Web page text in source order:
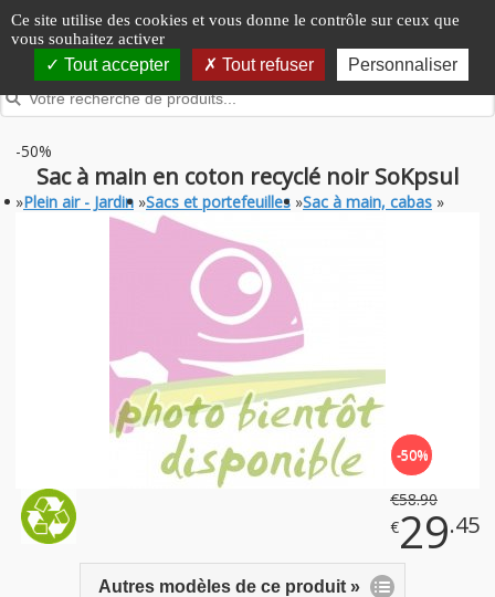
Panneau de gestion des cookies
Ce site utilise des cookies et vous donne le contrôle sur ceux que
vous souhaitez activer
Tout accepter Tout refuser Personnaliser
-50%
Sac à main en coton recyclé noir SoKpsul
»Plein air - Jardin »Sacs et portefeuilles »Sac à main, cabas »
-50%
€58.90
€29.45
Autres modèles de ce produit »